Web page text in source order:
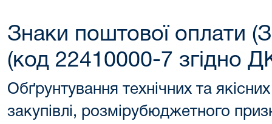
Знаки поштової оплати
(код 22410000-7 згідно
Обґрунтування технічних та
закупівлі, розмірубюджетного